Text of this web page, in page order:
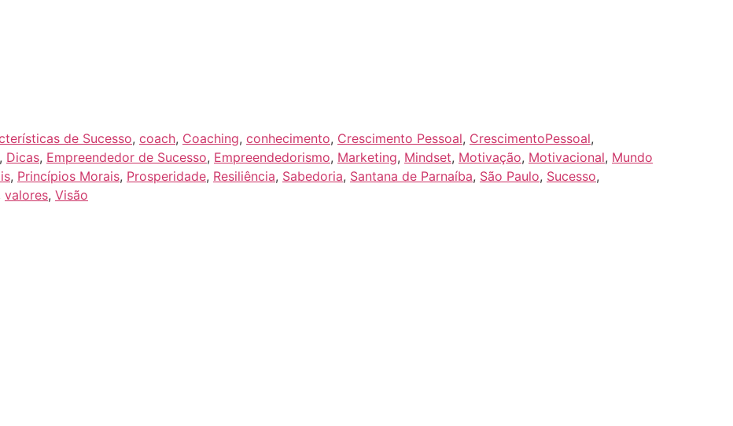
de Sucesso, coach, Coaching, conhecimento, Crescimento Pessoal, CrescimentoPessoal,
, Dicas, Empreendedor de Sucesso, Empreendedorismo, Marketing, Mindset, Motivação, Motivacional, Mundo
, Princípios Morais, Prosperidade, Resiliência, Sabedoria, Santana de Parnaíba, São Paulo, Sucesso,
valores, Visão